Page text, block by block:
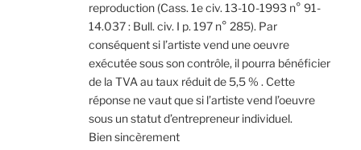
reproduction (Cass. 1e civ. 13-10-1993 n° 91-
14.037 : Bull. civ. I p. 197 n° 285). Par
conséquent si l’artiste vend une oeuvre
exécutée sous son contrôle, il pourra bénéficier
de la TVA au taux réduit de 5,5 % . Cette
réponse ne vaut que si l’artiste vend l’oeuvre
sous un statut d’entrepreneur individuel.
Bien sincèrement